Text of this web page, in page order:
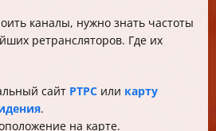
каналы, нужно знать частоты
ретрансляторов. Где их
сайт РТРС или карту
.
на карте.